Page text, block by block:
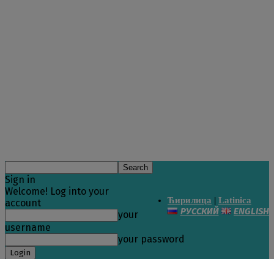
Ћирилица | Latinica
РУССКИЙ ENGLISH
Sign in
Welcome! Log into your
account
your
username
your password